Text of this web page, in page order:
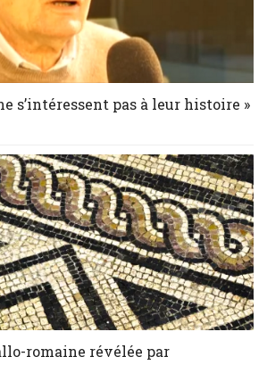
s’intéressent pas à leur histoire »
romaine révélée par